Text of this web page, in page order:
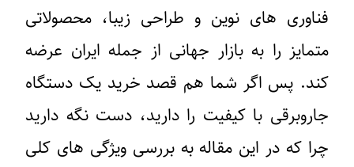
فناوری‌ های نوین و طراحی زیبا، محصولاتی
متمایز را به بازار جهانی از جمله ایران عرضه
کند. پس اگر شما هم قصد خرید یک دستگاه
جاروبرقی با کیفیت را دارید، دست نگه دارید
چرا که در این مقاله به بررسی ویژگی ‌های کلی